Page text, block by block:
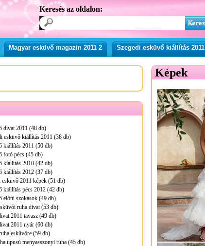
Keresés az oldalon:
Magyar esküvő magazin 2011 2 Szegedi esküvő kiállítás 2011
divat 2011 (48 db)
esküvő kiállítás 2011 (38 db)
kiállítás 2011 (50 db)
fotó pécs (45 db)
kiállítás 2010 (42 db)
kiállítás 2012 (37 db)
2011 képek (51 db)
kiállítás pécs 2012 (42 db)
előtti szokások (49 db)
ruha divat (53 db)
2011 tavasz (49 db)
2011 nyár (60 db)
esküvőre (59 db)
típusú menyasszonyi ruha (45 db)
Képek